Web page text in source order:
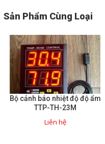
Sản Phẩm Cùng Loại
Bộ cảnh báo nhiệt độ độ ẩm
TTP-TH-23M
Liên hệ